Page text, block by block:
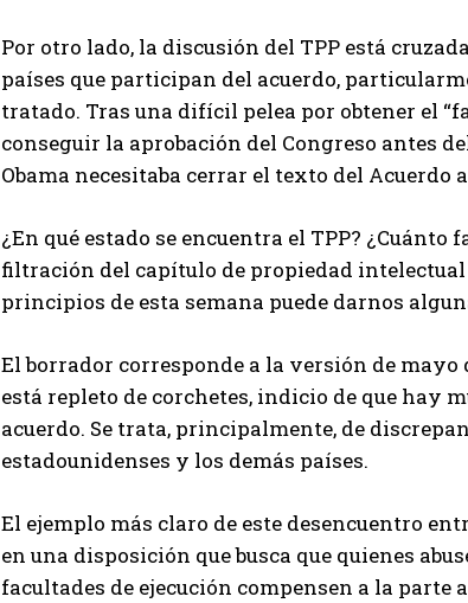
Por otro lado, la discusión del TPP está
países que participan del acuerdo,
tratado. Tras una difícil pelea por obtener el
conseguir la aprobación del Congreso antes
Obama necesitaba cerrar el texto del
¿En qué estado se encuentra el TPP?
filtración del capítulo de propiedad
principios de esta semana puede darnos
El borrador corresponde a la versión de mayo
está repleto de corchetes, indicio de que hay
acuerdo. Se trata, principalmente, de
estadounidenses y los demás países.
El ejemplo más claro de este desencuentro
en una disposición que busca que quienes
facultades de ejecución compensen a la parte